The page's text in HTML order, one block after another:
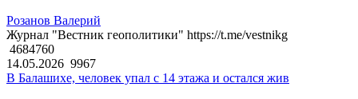
Розанов Валерий
Журнал "Вестник геополитики" https://t.me/vestnikg
4684760
14.05.2026 9967
В Балашихе, человек упал с 14 этажа и остался жив